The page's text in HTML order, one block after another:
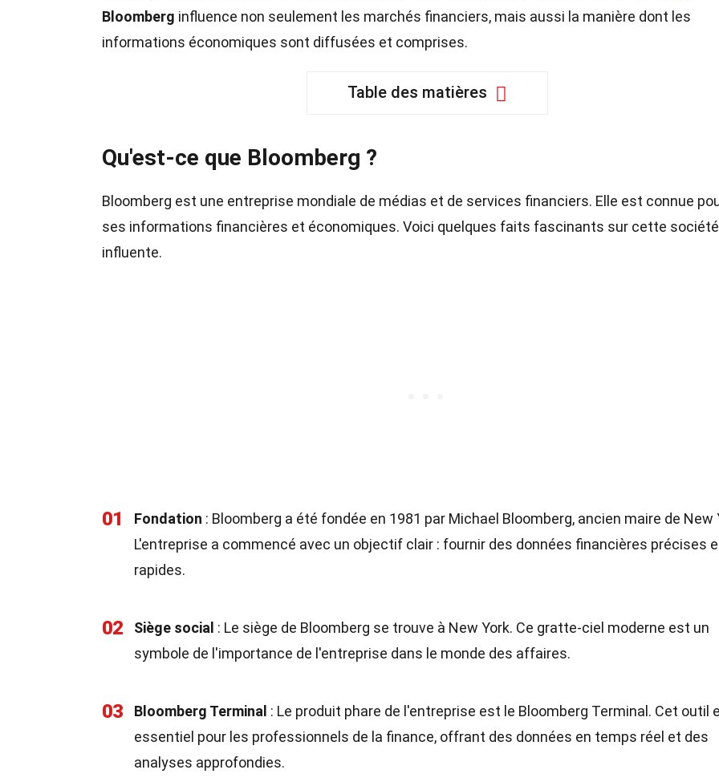
Bloomberg influence non seulement les marchés financiers, mais aussi la manière dont les
informations économiques sont diffusées et comprises.
Table des matières
Qu'est-ce que Bloomberg ?
Bloomberg est une entreprise mondiale de médias et de services financiers. Elle est connue
ses informations financières et économiques. Voici quelques faits fascinants sur cette société
influente.
01 Fondation : Bloomberg a été fondée en 1981 par Michael Bloomberg, ancien maire de New
L'entreprise a commencé avec un objectif clair : fournir des données financières précises
rapides.
02 Siège social : Le siège de Bloomberg se trouve à New York. Ce gratte-ciel moderne est un
symbole de l'importance de l'entreprise dans le monde des affaires.
03 Bloomberg Terminal : Le produit phare de l'entreprise est le Bloomberg Terminal. Cet outil
essentiel pour les professionnels de la finance, offrant des données en temps réel et des
analyses approfondies.